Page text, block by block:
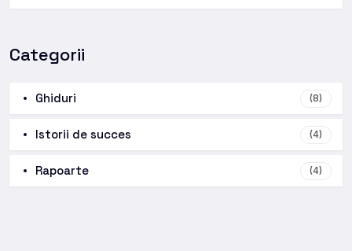
Categorii
Ghiduri (8)
Istorii de succes (4)
Rapoarte (4)